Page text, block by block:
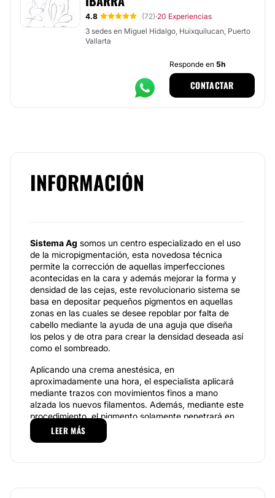
4.8 (72)·20 Experiencias
3 sedes en Miguel Hidalgo, Huixquilucan, Puerto
Vallarta
Responde en 5h
CONTACTAR
INFORMACIÓN
Sistema Ag somos un centro especializado en el uso
de la micropigmentación, esta novedosa técnica
permite la corrección de aquellas imperfecciones
acontecidas en la cara y además mejorar la forma y
densidad de las cejas, este revolucionario sistema se
basa en depositar pequeños pigmentos en aquellas
zonas en las cuales se desee repoblar por falta de
cabello mediante la ayuda de una aguja que diseña
los pelos y de otra para crear la densidad deseada así
como el sombreado.
Aplicando una crema anestésica, en
aproximadamente una hora, el especialista aplicará
mediante trazos con movimientos finos a mano
alzada los nuevos filamentos. Además, mediante este
procedimiento, el pigmento solamente penetrará en
las capas exteriores de la piel proporcionando un
resultado más natural. Este sistema proporciona una
LEER MÁS